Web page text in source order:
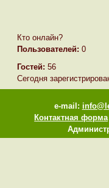
Кто онлайн?
Пользователей: 0
Гостей: 56
Сегодня
e-mail:
Контактная форма